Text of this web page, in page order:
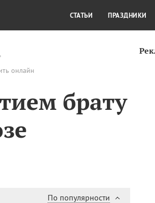
онлайн
брату
По популярности
КУЛЬТУРА
СТАТЬИ ПРАЗДНИКИ